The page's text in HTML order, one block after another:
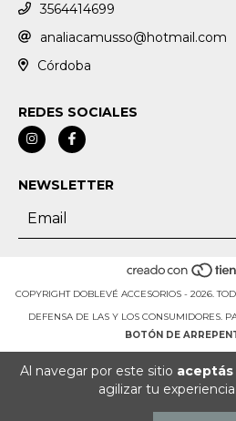
Al navegar por este sitio
agilizar tu
3564414699
analiacamusso@hotmail.com
Córdoba
REDES SOCIALES
NEWSLETTER
COPYRIGHT DOBLEVÉ ACCESORIOS - 2026.
DEFENSA DE LAS Y LOS CONSUMIDORES.
BOTÓN DE